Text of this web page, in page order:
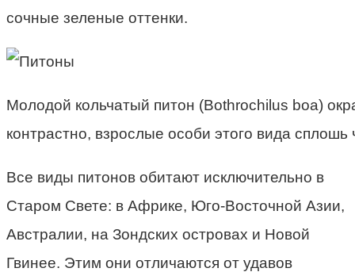
сочные зеленые оттенки.
Молодой кольчатый питон (Bothrochilus boa)
контрастно, взрослые особи этого вида сплошь
Все виды питонов обитают исключительно в
Старом Свете: в Африке, Юго-Восточной Азии,
Австралии, на Зондских островах и Новой
Гвинее. Этим они отличаются от удавов